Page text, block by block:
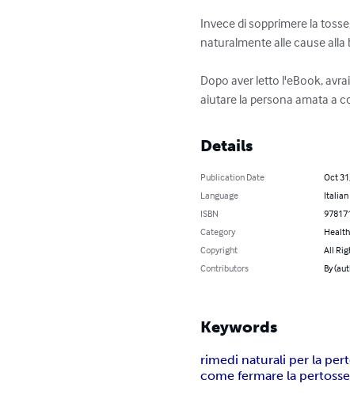
Invece di sopprimere la
naturalmente alle cause alla
Dopo aver letto l'eBook,
aiutare la persona amata a
Details
Publication Date
Oct
Language
Italian
ISBN
Category
Copyright
All
Contributors
By
Keywords
rimedi naturali per la
come fermare la